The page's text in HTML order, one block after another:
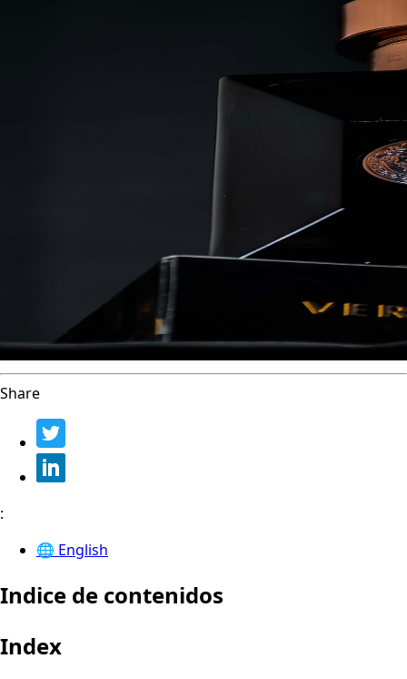
Share
:
🌐 English
Indice de contenidos
Index